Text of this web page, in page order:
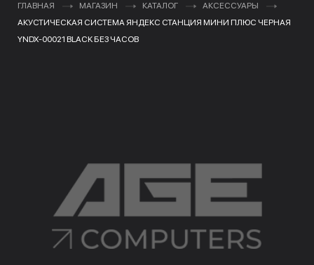
ГЛАВНАЯ МАГАЗИН КАТАЛОГ
АКСЕССУАРЫ
АКУСТИЧЕСКАЯ СИСТЕМА ЯНДЕКС СТАНЦИЯ МИНИ ПЛЮС ЧЕРНАЯ
YNDX-00021 BLACK БЕЗ ЧАСОВ